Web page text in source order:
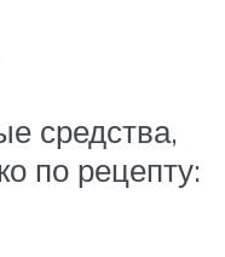
средства,
по рецепту: